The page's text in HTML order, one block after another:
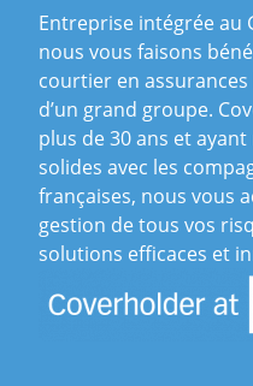
Entreprise intégrée au
nous vous faisons
courtier en
d’un grand groupe.
plus de 30 ans et
solides avec les
françaises, nous vous
gestion de tous vos
solutions efficaces et